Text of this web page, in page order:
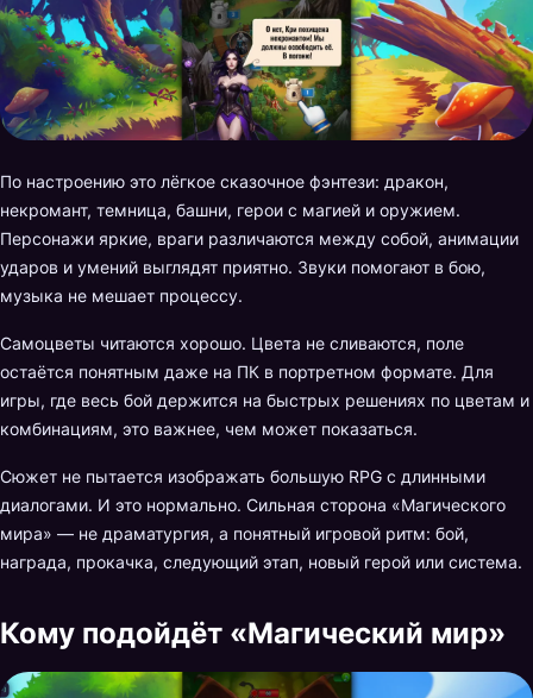
По настроению это лёгкое сказочное фэнтези: дракон,
некромант, темница, башни, герои с магией и оружием.
Персонажи яркие, враги различаются между собой, анимации
ударов и умений выглядят приятно. Звуки помогают в бою,
музыка не мешает процессу.
Самоцветы читаются хорошо. Цвета не сливаются, поле
остаётся понятным даже на ПК в портретном формате. Для
игры, где весь бой держится на быстрых решениях по цветам и
комбинациям, это важнее, чем может показаться.
Сюжет не пытается изображать большую RPG с длинными
диалогами. И это нормально. Сильная сторона «Магического
мира» — не драматургия, а понятный игровой ритм: бой,
награда, прокачка, следующий этап, новый герой или система.
Кому подойдёт «Магический мир»